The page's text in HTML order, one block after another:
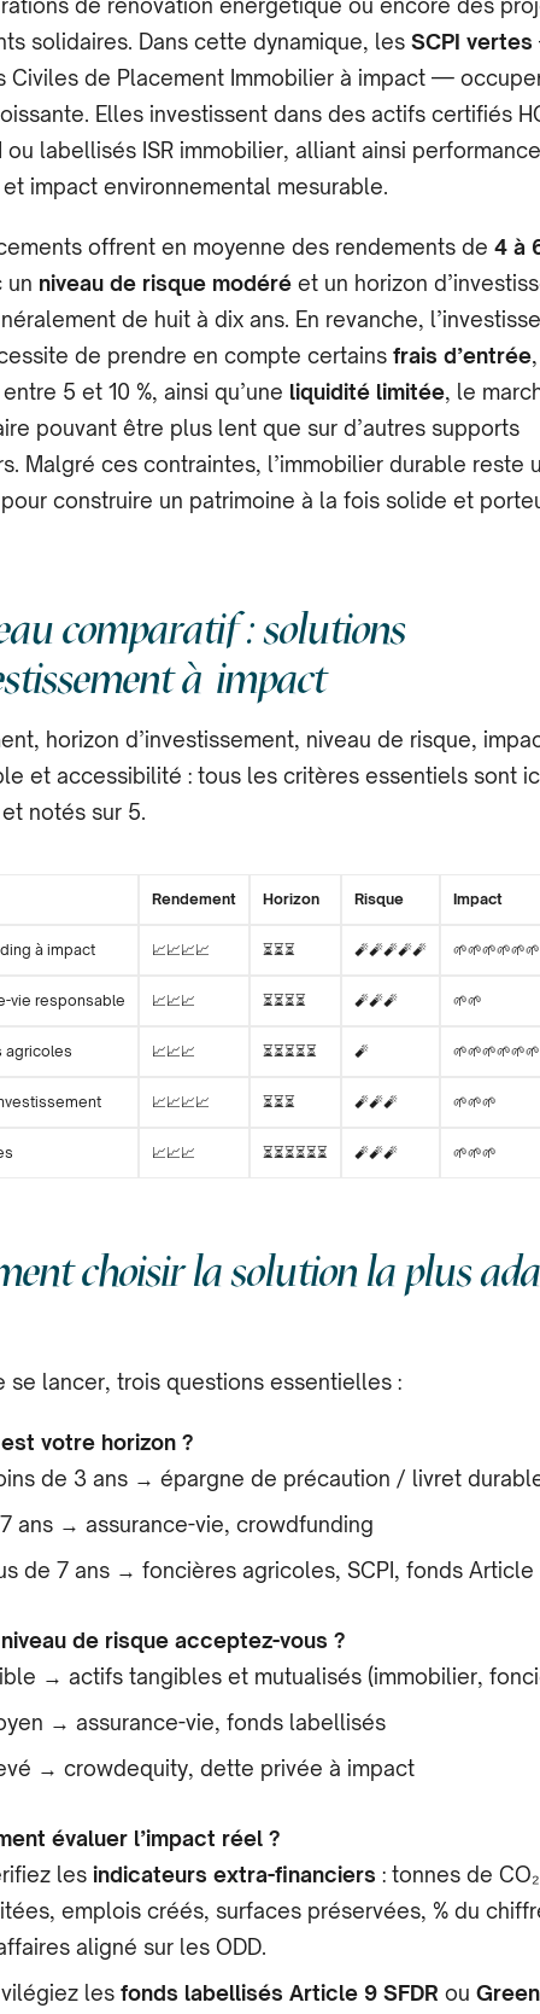
solidaires. Dans cette dynamique, les SCPI vertes
Civiles de Placement Immobilier à impact —
Elles investissent dans des actifs certifiés
ou labellisés ISR immobilier, alliant ainsi performance
impact environnemental mesurable.
offrent en moyenne des rendements de 4 à
un niveau de risque modéréet un horizon
de huit à dix ans. En revanche,
de prendre en compte certains frais d’entrée
5 et 10 %, ainsi qu’une liquidité limitée, le
pouvant être plus lent que sur d’autres supports
Malgré ces contraintes, l’immobilier durable reste
construire un patrimoine à la fois solide et
comparatif : solutions
à impact
horizon d’investissement, niveau de risque,
et accessibilité : tous les critères essentiels sont
notés sur 5.
Rendement Horizon Risque Impact
à impact 📈📈📈📈 ⏳⏳⏳ 🧨🧨🧨🧨🧨 🌱🌱🌱🌱🌱🌱
vie responsable 📈📈📈 ⏳⏳⏳⏳ 🧨🧨🧨 🌱🌱
agricoles 📈📈📈 ⏳⏳⏳⏳⏳ 🧨 🌱🌱🌱🌱🌱🌱
📈📈📈📈 ⏳⏳⏳ 🧨🧨🧨 🌱🌱🌱
📈📈📈 ⏳⏳⏳⏳⏳⏳ 🧨🧨🧨 🌱🌱🌱
choisir la solution la plus
se lancer, trois questions essentielles :
votre horizon ?
de 3 ans → épargne de précaution / livret
ans → assurance-vie, crowdfunding
de 7 ans → foncières agricoles, SCPI, fonds Article
de risque acceptez-vous ?
→ actifs tangibles et mutualisés (immobilier,
→ assurance-vie, fonds labellisés
→ crowdequity, dette privée à impact
évaluer l’impact réel ?
les indicateurs extra-financiers : tonnes de CO₂
emplois créés, surfaces préservées, % du
aligné sur les ODD.
les fonds labellisés Article 9 SFDR ou